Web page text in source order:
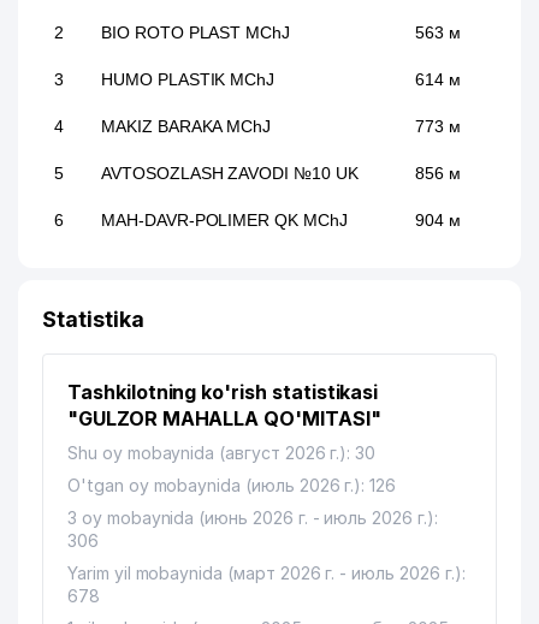
2 BIO ROTO PLAST MChJ 563 м
3 HUMO PLASTIK MChJ 614 м
4 MAKIZ BARAKA MChJ 773 м
5 AVTOSOZLASH ZAVODI №10 UK 856 м
6 MAH-DAVR-POLIMER QK MChJ 904 м
Statistika
Tashkilotning ko'rish statistikasi
"GULZOR MAHALLA QO'MITASI"
Shu oy mobaynida (август 2026 г.): 30
O'tgan oy mobaynida (июль 2026 г.): 126
3 oy mobaynida (июнь 2026 г. - июль 2026 г.):
306
Yarim yil mobaynida (март 2026 г. - июль 2026 г.):
678